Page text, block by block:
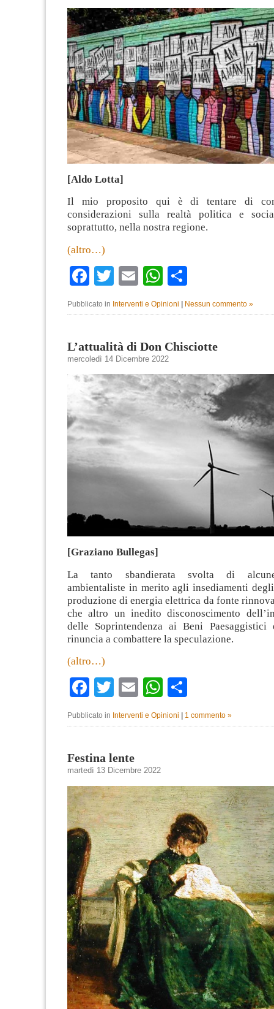
[Aldo Lotta]
Il mio proposito qui è di tentare di
considerazioni sulla realtà politica e
soprattutto, nella nostra regione.
(altro…)
Facebook
TwitterEmailWhatsApp
Pubblicato in Interventi e Opinioni | Nessun commento »
L’attualità di Don Chisciotte
mercoledì 14 Dicembre 2022
[Graziano Bullegas]
La tanto sbandierata svolta di
ambientaliste in merito agli insediamenti
produzione di energia elettrica da fonte
che altro un inedito disconoscimento
delle Soprintendenza ai Beni
rinuncia a combattere la speculazione.
(altro…)
Facebook
TwitterEmailWhatsApp
Pubblicato in Interventi e Opinioni 1 commento »
Festina lente
martedì 13 Dicembre 2022